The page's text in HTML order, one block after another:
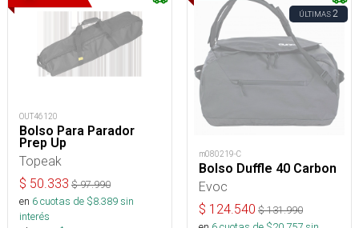
OUT46120
Bolso Para Parador
Prep Up
Topeak
$ 50.333 $97.990
en 6cuotas de $8.389sin
interés
ÚLTIMAS2
m080219-C
Bolso Duffle 40 Carbon
Evoc
$ 124.540 $131.990